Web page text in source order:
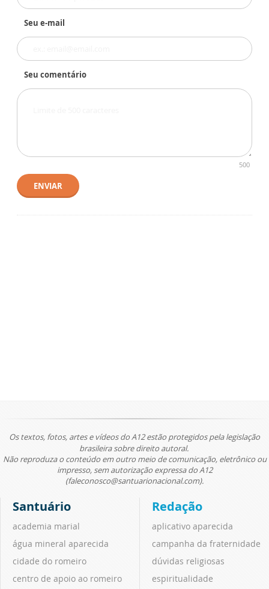
Seu e-mail
Seu comentário
500
ENVIAR
Os textos, fotos, artes e vídeos do A12 estão protegidos pela legislação
brasileira sobre direito autoral.
Não reproduza o conteúdo em outro meio de comunicação, eletrônico ou
impresso, sem autorização expressa do A12
(faleconosco@santuarionacional.com).
Santuário
academia marial
água mineral aparecida
cidade do romeiro
centro de apoio ao romeiro
Redação
aplicativo aparecida
campanha da fraternidade
dúvidas religiosas
espiritualidade